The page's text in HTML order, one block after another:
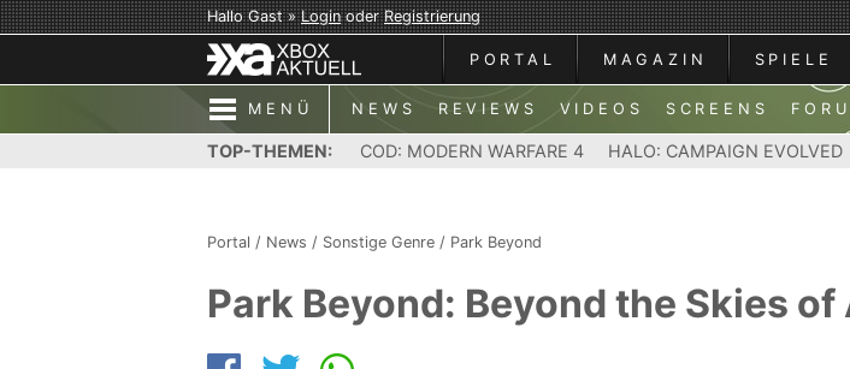
Hallo Gast »LoginoderRegistrierung
PORTAL MAGAZIN SPIELE
MENÜ NEWS REVIEWS VIDEOS SCREENS
TOP-THEMEN: COD: MODERN WARFARE 4 HALO: CAMPAIGN EVOLVED
Portal / News / Sonstige Genre / Park Beyond
Park Beyond: Beyond the Skies